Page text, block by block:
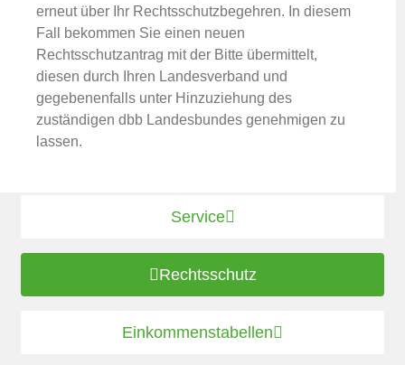
erneut über Ihr Rechtsschutzbegehren. In diesem
Fall bekommen Sie einen neuen
Rechtsschutzantrag mit der Bitte übermittelt,
diesen durch Ihren Landesverband und
gegebenenfalls unter Hinzuziehung des
zuständigen dbb Landesbundes genehmigen zu
lassen.
Service
Rechtsschutz
Einkommenstabellen